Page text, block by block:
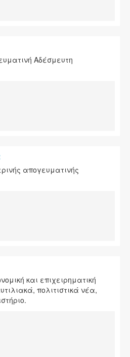
Αδέσμευτη
απογευματινής
και επιχειρηματική
πολιτιστικά νέα,